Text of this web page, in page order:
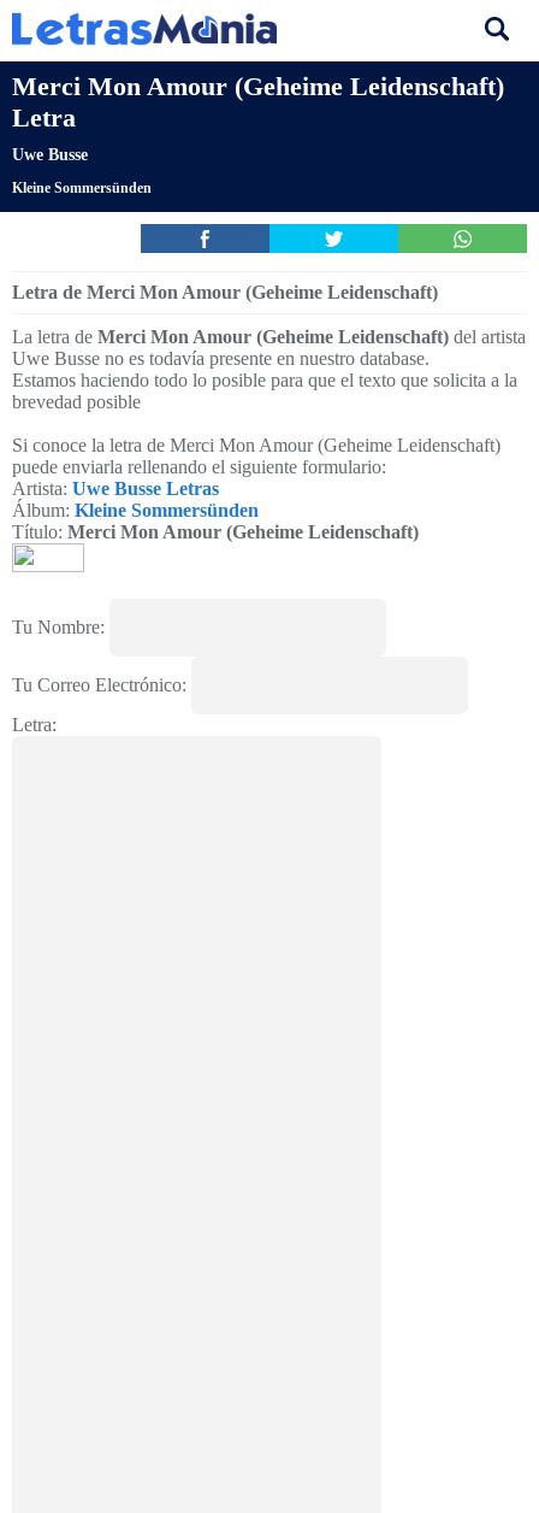
Merci Mon Amour (Geheime Leidenschaft)
Letra
Uwe Busse
Kleine Sommersünden
Letra de Merci Mon Amour (Geheime Leidenschaft)
La letra de Merci Mon Amour (Geheime Leidenschaft) del artista
Uwe Busse no es todavía presente en nuestro database.
Estamos haciendo todo lo posible para que el texto que solicita a la
brevedad posible
Si conoce la letra de Merci Mon Amour (Geheime Leidenschaft)
puede enviarla rellenando el siguiente formulario:
Artista: Uwe Busse Letras
Álbum: Kleine Sommersünden
Título: Merci Mon Amour (Geheime Leidenschaft)
Tu Nombre:
Tu Correo Electrónico:
Letra: